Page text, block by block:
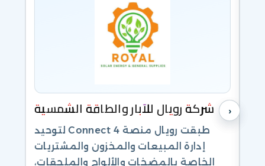
› شركة رويال للآبار والطاقة الشمسية
طبقت رويال منصة Connect 4 لتوحيد
إدارة المبيعات والمخزون والمشتريات
الخاصة بالمضخات والألواح والملحقات،
‹